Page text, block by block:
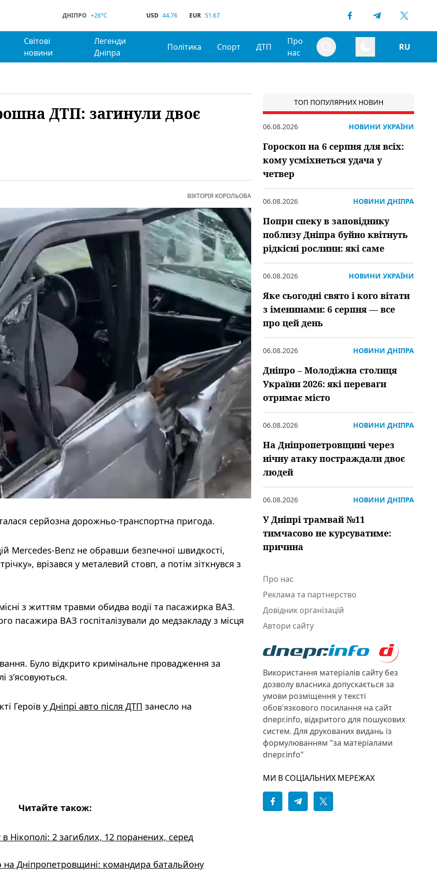
ДНІПРО +26°C USD 44.76 EUR 51.67
Світові
новини
Легенди
Дніпра
Політика Спорт ДТП
Про
нас
RU
ДТП: загинули двоє
ВІКТОРІЯ КОРОЛЬОВА
серйозна дорожньо-транспортна пригода.
Mercedes-Benz не обравши безпечної швидкості,
врізався у металевий стовп, а потім зіткнувся з
з життям травми обидва водії та пасажирка ВАЗ.
пасажира ВАЗ госпіталізували до медзакладу з місця
Було відкрито кримінальне провадження за
з’ясовуються.
Героїв у Дніпрі авто після ДТП занесло на
Читайте також:
Нікополі: 2 загиблих, 12 поранених, серед
Дніпропетровщині: командира батальйону
ТОП ПОПУЛЯРНИХ НОВИН
06.08.2026 НОВИНИ УКРАЇНИ
Гороскоп на 6 серпня для всіх:
кому усміхнеться удача у
четвер
06.08.2026 НОВИНИ ДНІПРА
Попри спеку в заповіднику
поблизу Дніпра буйно квітнуть
рідкісні рослини: які саме
06.08.2026 НОВИНИ УКРАЇНИ
Яке сьогодні свято і кого вітати
з іменинами: 6 серпня — все
про цей день
06.08.2026 НОВИНИ ДНІПРА
Дніпро – Молодіжна столиця
України 2026: які переваги
отримає місто
06.08.2026 НОВИНИ ДНІПРА
На Дніпропетровщині через
нічну атаку постраждали двоє
людей
06.08.2026 НОВИНИ ДНІПРА
У Дніпрі трамвай №11
тимчасово не курсуватиме:
причина
Про нас
Реклама та партнерство
Довідник організацій
Автори сайту
Використання матеріалів сайту без
дозволу власника допускається за
умови розміщення у тексті
обов'язкового посилання на сайт
dnepr.info, відкритого для пошукових
систем. Для друкованих видань із
формулюванням "за матеріалами
dnepr.info"
МИ В СОЦІАЛЬНИХ МЕРЕЖАХ